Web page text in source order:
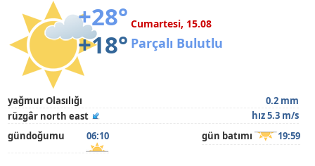
+28°
+18°
Cumartesi, 15.08
Parçalı Bulutlu
yağmur Olasılığı
0.2 mm
rüzgâr north east
hız 5.3 m/s
gündoğumu
06:10 gün batımı 19:59